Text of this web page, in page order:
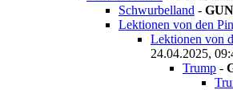
Schwurbelland -
Lektionen von den
Lektionen von
24.04.2025,
Trump -